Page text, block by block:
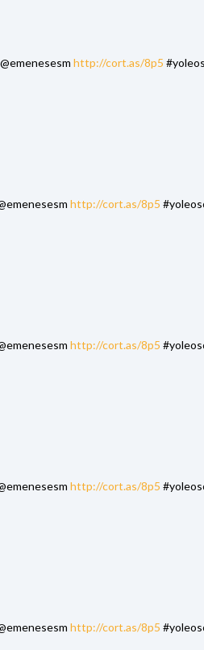
http://cort.as/8p5
http://cort.as/8p5
http://cort.as/8p5
http://cort.as/8p5
http://cort.as/8p5